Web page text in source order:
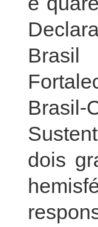
Brasil-
dois